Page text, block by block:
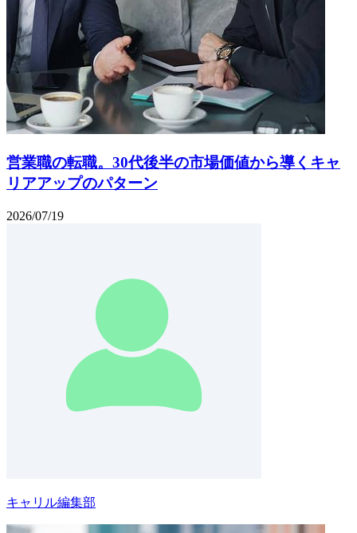
営業職の転職。30代後半の市場価値から導くキャ
リアアップのパターン
2026/07/19
キャリル編集部